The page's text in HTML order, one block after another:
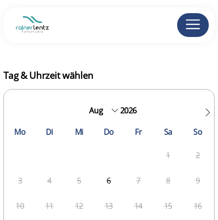
Tag & Uhrzeit wählen
2026
Mo
Di Mi Do Fr Sa So
1 2
3 4 5 6 7 8 9
10 11 12 13 14 15 16